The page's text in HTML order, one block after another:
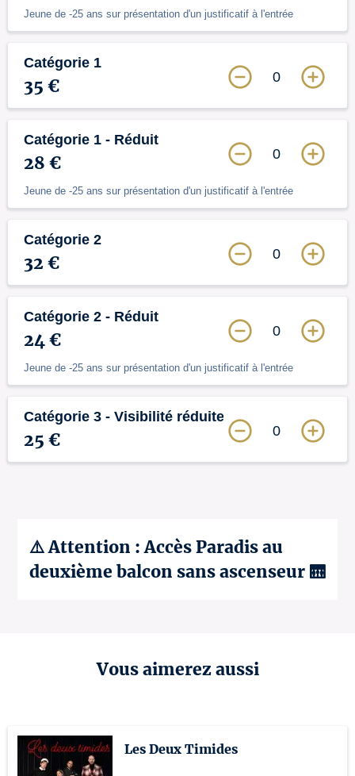
Jeune de -25 ans sur présentation d'un justificatif à l'entrée
Catégorie 1
35 € 0
Catégorie 1 - Réduit
28 €
Jeune de -25 ans sur présentation d'un justificatif à l'entrée
0
Catégorie 2
32 € 0
Catégorie 2 - Réduit
24 €
Jeune de -25 ans sur présentation d'un justificatif à l'entrée
0
Catégorie 3 - Visibilité réduite
25 € 0
⚠️ Attention : Accès Paradis au
deuxième balcon sans ascenseur 🛗
Vous aimerez aussi
Les Deux Timides